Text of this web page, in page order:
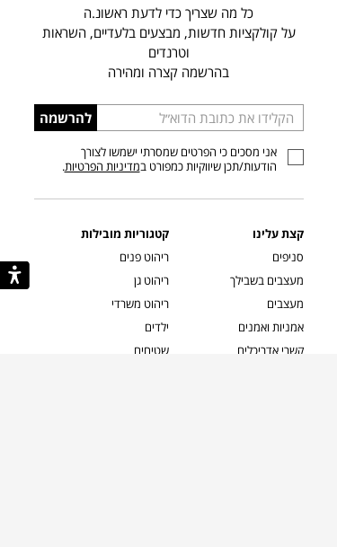
כל מה שצריך כדי לדעת ראשונ.ה
על קולקציות חדשות, מבצעים בלעדיים, השראות
וטרנדים
בהרשמה קצרה ומהירה
הכניסו
כתובת
דוא”ל
להרשמה
אני מסכים כי הפרטים שמסרתי ישמשו לצורך
הודעות/תכן שיווקיות כמפורט במדיניות הפרטיות.
קצת עלינו
סניפים
מעצבים בשבילך
מעצבים
אמניות ואמנים
קשרי אדריכלים
קטגוריות מובילות
ריהוט פנים
ריהוט גן
ריהוט משרדי
ילדים
שטיחים